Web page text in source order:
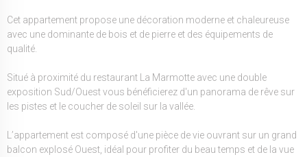
Cet appartement propose une décoration moderne et chaleureuse
avec une dominante de bois et de pierre et des équipements de
qualité.
Situé à proximité du restaurant La Marmotte avec une double
exposition Sud/Ouest vous bénéficierez d'un panorama de rêve sur
les pistes et le coucher de soleil sur la vallée.
L’appartement est composé d'une pièce de vie ouvrant sur un grand
balcon explosé Ouest, idéal pour profiter du beau temps et de la vue